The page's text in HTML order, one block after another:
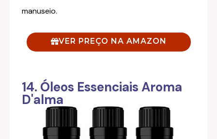
manuseio.
VER PREÇO NA AMAZON
14. Óleos Essenciais Aroma
D'alma